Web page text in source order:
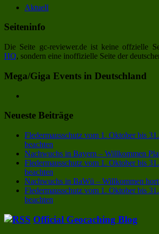
Aktuell
Seiteninfo
Die Seite gc-reviewer.de ist keine offzielle
HQ, sondern eine inoffizielle Seite der
Mega/Giga Events in Deutschland
Neueste Beiträge
Fledermausschutz vom 1. Oktober bis
beachten
Nachwuchs in Bayern – Willkommen
Fledermausschutz vom 1. Oktober bis
beachten
Nachwuchs in BaWü – Willkommen
Fledermausschutz vom 1. Oktober bis
beachten
Official Geocaching Blog